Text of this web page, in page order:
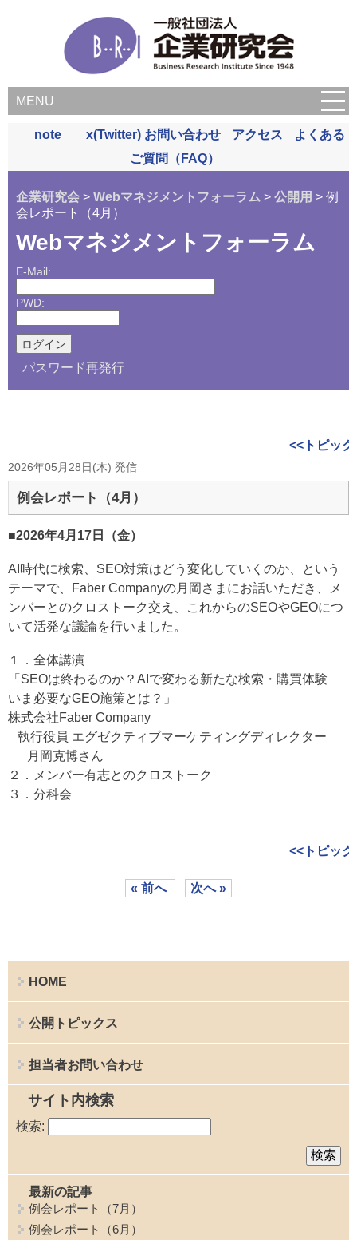
MENU
note x(Twitter) お問い合わせ アクセス
よくある
ご質問（FAQ）
企業研究会 > Webマネジメントフォーラム > 公開用 > 例
会レポート（4月）
Webマネジメントフォーラム
E-Mail:
PWD:
パスワード再発行
<<トピッ
2026年05月28日(木) 発信
例会レポート（4月）
■2026年4月17日（金）
AI時代に検索、SEO対策はどう変化していくのか、という
テーマで、Faber Companyの月岡さまにお話いただき、メ
ンバーとのクロストーク交え、これからのSEOやGEOにつ
いて活発な議論を行いました。
１．全体講演
「SEOは終わるのか？AIで変わる新たな検索・購買体験
いま必要なGEO施策とは？」
株式会社Faber Company
執行役員 エグゼクティブマーケティングディレクター
月岡克博さん
２．メンバー有志とのクロストーク
３．分科会
<<トピッ
« 前へ 次へ »
HOME
公開トピックス
担当者お問い合わせ
サイト内検索
検索:
最新の記事
例会レポート（7月）
例会レポート（6月）